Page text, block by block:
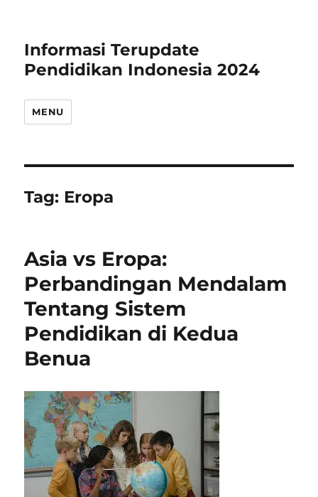
Informasi Terupdate
Pendidikan Indonesia 2024
MENU
Tag: Eropa
Asia vs Eropa:
Perbandingan Mendalam
Tentang Sistem
Pendidikan di Kedua
Benua